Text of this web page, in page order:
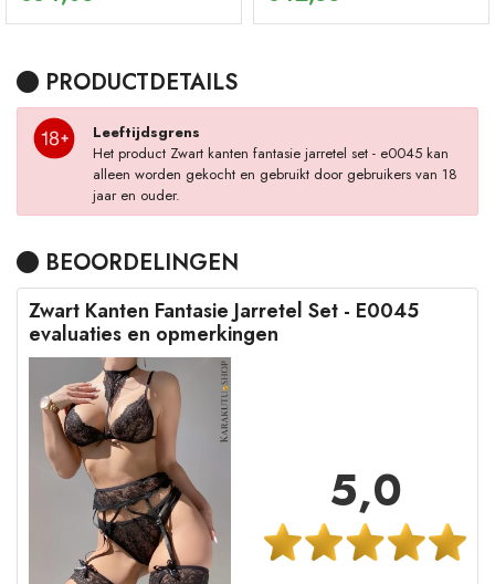
PRODUCTDETAILS
Leeftijdsgrens
Het product Zwart kanten fantasie jarretel set - e0045 kan
alleen worden gekocht en gebruikt door gebruikers van 18
jaar en ouder.
BEOORDELINGEN
Zwart Kanten Fantasie Jarretel Set - E0045
evaluaties en opmerkingen
5,0